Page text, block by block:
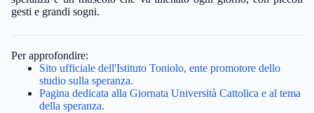
gesti e grandi sogni.
Per approfondire:
Sito ufficiale dell'Istituto Toniolo, ente promotore dello
studio sulla speranza.
Pagina dedicata alla Giornata Università Cattolica e al tema
della speranza.